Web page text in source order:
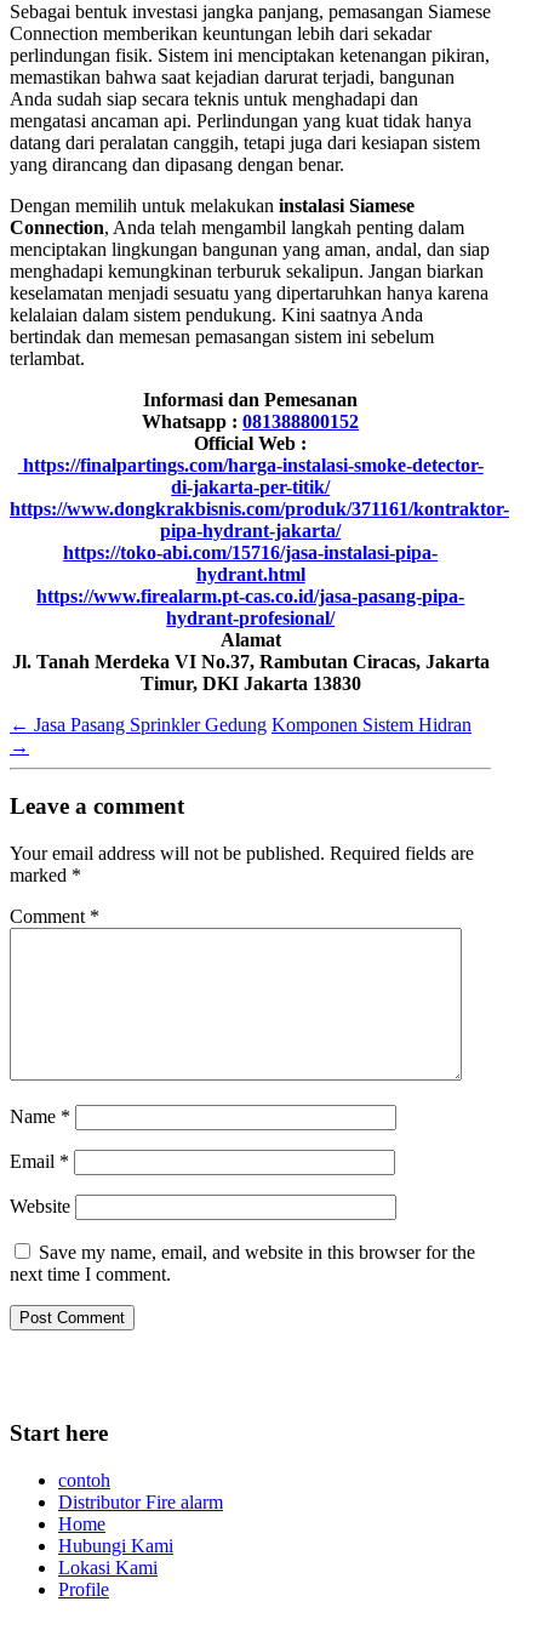
Start here
contoh
Distributor Fire alarm
Home
Hubungi Kami
Lokasi Kami
Profile
Sebagai bentuk investasi jangka panjang, pemasangan Siamese
Connection memberikan keuntungan lebih dari sekadar
perlindungan fisik. Sistem ini menciptakan ketenangan pikiran,
memastikan bahwa saat kejadian darurat terjadi, bangunan
Anda sudah siap secara teknis untuk menghadapi dan
mengatasi ancaman api. Perlindungan yang kuat tidak hanya
datang dari peralatan canggih, tetapi juga dari kesiapan sistem
yang dirancang dan dipasang dengan benar.
Dengan memilih untuk melakukan instalasi Siamese
Connection, Anda telah mengambil langkah penting dalam
menciptakan lingkungan bangunan yang aman, andal, dan siap
menghadapi kemungkinan terburuk sekalipun. Jangan biarkan
keselamatan menjadi sesuatu yang dipertaruhkan hanya karena
kelalaian dalam sistem pendukung. Kini saatnya Anda
bertindak dan memesan pemasangan sistem ini sebelum
terlambat.
Informasi dan Pemesanan
Whatsapp :081388800152
Official Web :
https://finalpartings.com/harga-instalasi-smoke-detector-
di-jakarta-per-titik/
https://www.dongkrakbisnis.com/produk/371161/kontraktor-
pipa-hydrant-jakarta/
https://toko-abi.com/15716/jasa-instalasi-pipa-
hydrant.html
https://www.firealarm.pt-cas.co.id/jasa-pasang-pipa-
hydrant-profesional/
Alamat
Jl. Tanah Merdeka VI No.37, Rambutan Ciracas, Jakarta
Timur, DKI Jakarta 13830
← Jasa Pasang Sprinkler Gedung Komponen Sistem Hidran
→
Leave a comment
Your email address will not be published. Required fields are
marked *
Comment *
Name *
Email *
Website
Save my name, email, and website in this browser for the
next time I comment.